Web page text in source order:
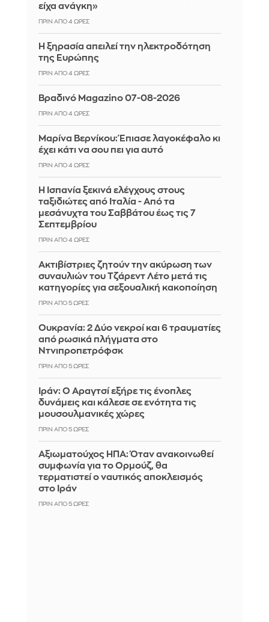
είχα ανάγκη»
ΠΡΙΝ ΑΠΌ 4 ΏΡΕΣ
Η ξηρασία απειλεί την ηλεκτροδότηση
της Ευρώπης
ΠΡΙΝ ΑΠΌ 4 ΏΡΕΣ
Βραδινό Magazino 07-08-2026
ΠΡΙΝ ΑΠΌ 4 ΏΡΕΣ
Μαρίνα Βερνίκου: Έπιασε λαγοκέφαλο κι
έχει κάτι να σου πει για αυτό
ΠΡΙΝ ΑΠΌ 4 ΏΡΕΣ
Η Ισπανία ξεκινά ελέγχους στους
ταξιδιώτες από Ιταλία - Από τα
μεσάνυχτα του Σαββάτου έως τις 7
Σεπτεμβρίου
ΠΡΙΝ ΑΠΌ 4 ΏΡΕΣ
Ακτιβίστριες ζητούν την ακύρωση των
συναυλιών του Τζάρεντ Λέτο μετά τις
κατηγορίες για σεξουαλική κακοποίηση
ΠΡΙΝ ΑΠΌ 5 ΏΡΕΣ
Ουκρανία: 2 Δύο νεκροί και 6 τραυματίες
από ρωσικά πλήγματα στο
Ντνιπροπετρόφσκ
ΠΡΙΝ ΑΠΌ 5 ΏΡΕΣ
Ιράν: Ο Αραγτσί εξήρε τις ένοπλες
δυνάμεις και κάλεσε σε ενότητα τις
μουσουλμανικές χώρες
ΠΡΙΝ ΑΠΌ 5 ΏΡΕΣ
Αξιωματούχος ΗΠΑ: Όταν ανακοινωθεί
συμφωνία για το Ορμούζ, θα
τερματιστεί ο ναυτικός αποκλεισμός
στο Ιράν
ΠΡΙΝ ΑΠΌ 5 ΏΡΕΣ